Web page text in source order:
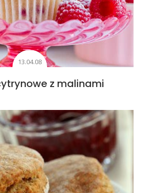
13.04.08
z malinami